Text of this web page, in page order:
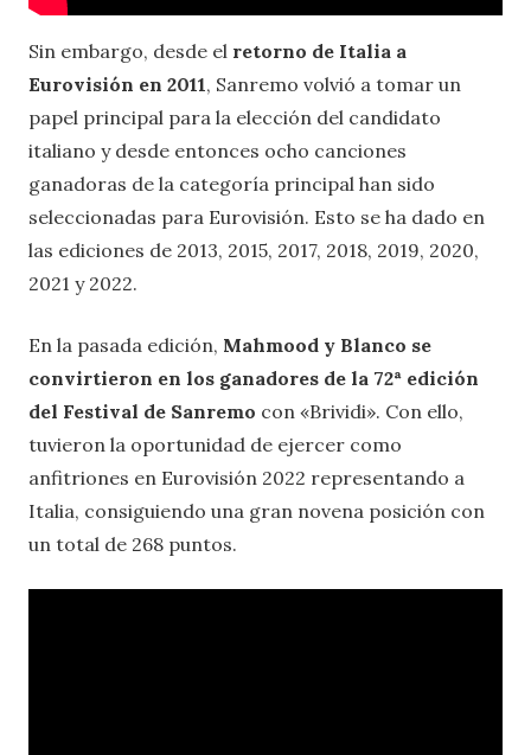
Sin embargo, desde el retorno de Italia a
Eurovisión en 2011, Sanremo volvió a tomar un
papel principal para la elección del candidato
italiano y desde entonces ocho canciones
ganadoras de la categoría principal han sido
seleccionadas para Eurovisión. Esto se ha dado en
las ediciones de 2013, 2015, 2017, 2018, 2019, 2020,
2021 y 2022.
En la pasada edición, Mahmood y Blanco se
convirtieron en los ganadores de la 72ª edición
del Festival de Sanremo con «Brividi». Con ello,
tuvieron la oportunidad de ejercer como
anfitriones en Eurovisión 2022 representando a
Italia, consiguiendo una gran novena posición con
un total de 268 puntos.